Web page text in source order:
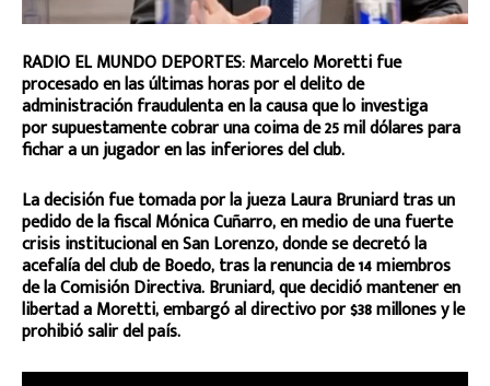
RADIO EL MUNDO DEPORTES: Marcelo Moretti fue
procesado en las últimas horas por el delito de
administración fraudulenta en la causa que lo investiga
porsupuestamente cobrar una coima de 25 mil dólarespara
fichar a un jugador en las inferiores del club.
La decisión fue tomada por la jueza Laura Bruniard tras un
pedido de la fiscal Mónica Cuñarro, en medio de una fuerte
crisis institucional en San Lorenzo, donde se decretó la
acefalía del club de Boedo, tras la renuncia de 14 miembros
de la Comisión Directiva. Bruniard, que decidió mantener en
libertad a Moretti, embargó al directivo por $38 millones y le
prohibió salir del país.